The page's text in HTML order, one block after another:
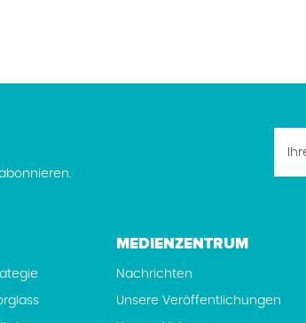
MEDIENZENTRUM
Nachrichten
Unsere Veröffentlichungen